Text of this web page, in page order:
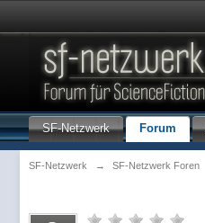
SF-Netzwerk Forum
SF-Netzwerk → SF-Netzwerk Foren